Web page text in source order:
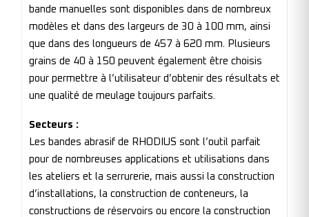
bande manuelles sont disponibles dans de nombreux
modèles et dans des largeurs de 30 à 100 mm, ainsi
que dans des longueurs de 457 à 620 mm. Plusieurs
grains de 40 à 150 peuvent également être choisis
pour permettre à l’utilisateur d’obtenir des résultats et
une qualité de meulage toujours parfaits.
Secteurs :
Les bandes abrasif de RHODIUS sont l’outil parfait
pour de nombreuses applications et utilisations dans
les ateliers et la serrurerie, mais aussi la construction
d’installations, la construction de conteneurs, la
constructions de réservoirs ou encore la construction